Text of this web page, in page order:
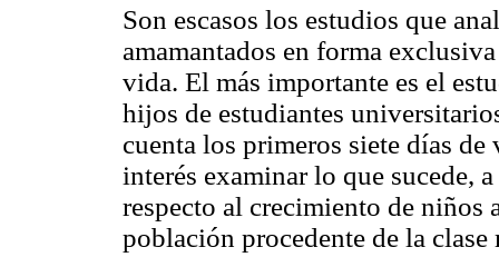
Son escasos los estudios que
amamantados en forma
vida. El más importante es el
hijos de estudiantes
cuenta los primeros siete días de
interés examinar lo que sucede,
respecto al crecimiento de niños
población procedente de la